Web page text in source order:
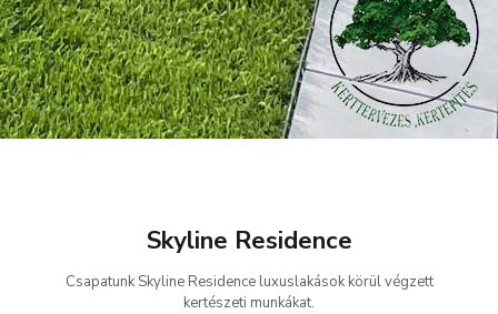
Skyline Residence
Csapatunk Skyline Residence luxuslakások körül végzett
kertészeti munkákat.